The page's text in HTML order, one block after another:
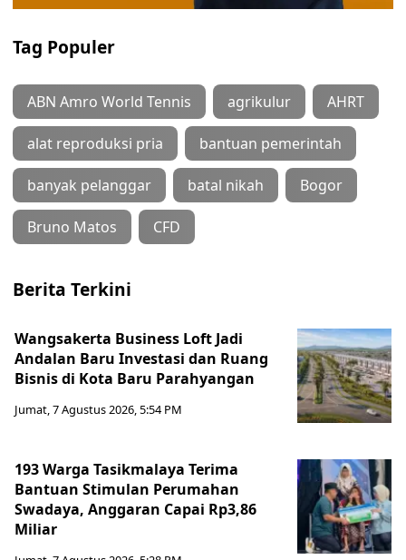
Tag Populer
ABN Amro World Tennis agrikulur AHRT
alat reproduksi pria bantuan pemerintah
banyak pelanggar batal nikah Bogor
Bruno Matos CFD
Berita Terkini
Wangsakerta Business Loft Jadi
Andalan Baru Investasi dan Ruang
Bisnis di Kota Baru Parahyangan
Jumat, 7 Agustus 2026, 5:54 PM
193 Warga Tasikmalaya Terima
Bantuan Stimulan Perumahan
Swadaya, Anggaran Capai Rp3,86
Miliar